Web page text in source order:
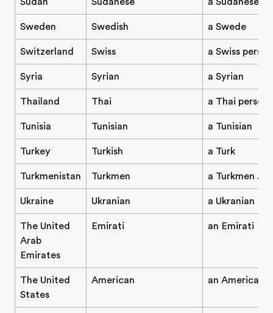
Sweden Swedish a Swede
Switzerland Swiss a Swiss person
Syria Syrian a Syrian
Thailand Thai a Thai person
Tunisia Tunisian a Tunisian
Turkey Turkish a Turk
Turkmenistan Turkmen a Turkmen /
Ukraine Ukranian a Ukranian
The United
Arab
Emirates
Emirati an Emirati
The United
States
American an American